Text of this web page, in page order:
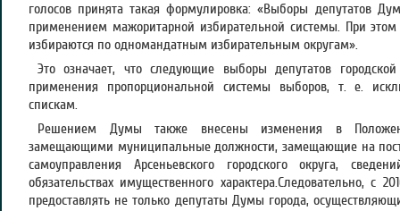
голосов принята такая формулировка: «Выборы депутатов
применением мажоритарной избирательной системы. При
избираются по одномандатным избирательным округам».
Это означает, что следующие выборы депутатов
применения пропорциональной системы выборов, т. е.
спискам.
Решением Думы также внесены изменения в
замещающими муниципальные должности, замещающие на
самоуправления Арсеньевского городского округа,
обязательствах имущественного характера.Следовательно, с
предоставлять не только депутаты Думы города,